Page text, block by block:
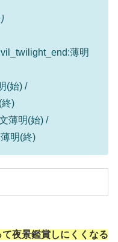
薄明
(始) /
)
薄明(始) /
明(終)
夜景鑑賞しにくくなる